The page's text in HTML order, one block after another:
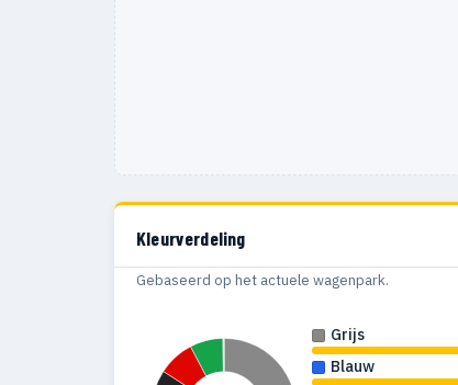
Kleurverdeling
Gebaseerd op het actuele wagenpark.
Grijs
Blauw